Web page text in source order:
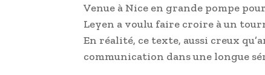
Venue à Nice en grande pompe
Leyen a voulu faire croire à un
En réalité, ce texte, aussi creux
communication dans une longue